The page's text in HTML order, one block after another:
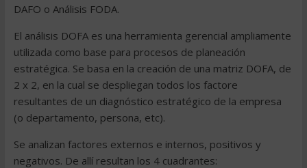
DAFO o Análisis FODA.
El análisis DOFA es una herramienta gerencial ampliamente
utilizada como base para procesos de planeación
estratégica. Se basa en la creación de una matriz DOFA, de
2 x 2, en la cual se despliegan todos los factore
resultantes de un diagnóstico estratégico de la empresa
(o departamento, persona, etc).
Se analizan factores externos e internos, positivos y
negativos. De allí resultan los 4 cuadrantes: